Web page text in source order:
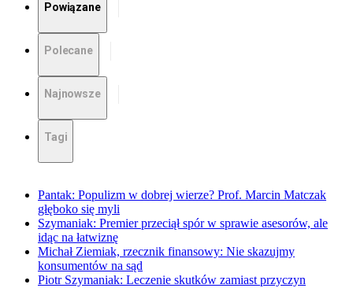
Powiązane
Polecane
Najnowsze
Tagi
Pantak: Populizm w dobrej wierze? Prof. Marcin Matczak
głęboko się myli
Szymaniak: Premier przeciął spór w sprawie asesorów, ale
idąc na łatwiznę
Michał Ziemiak, rzecznik finansowy: Nie skazujmy
konsumentów na sąd
Piotr Szymaniak: Leczenie skutków zamiast przyczyn